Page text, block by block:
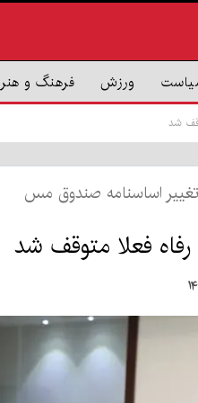
ورزش فرهنگ و هنر
شد
اساسنامه صندوق مس
فعلا متوقف شد